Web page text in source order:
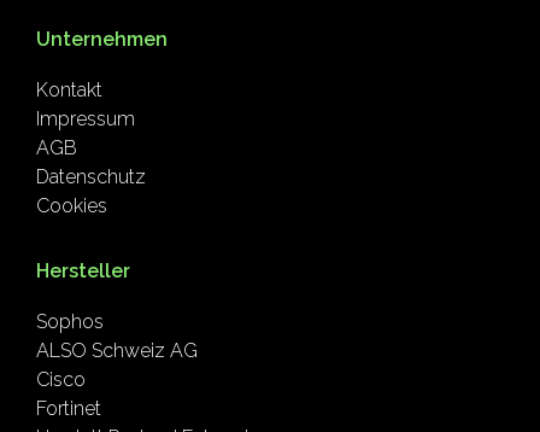
Unternehmen
Kontakt
Impressum
AGB
Datenschutz
Cookies
Hersteller
Sophos
ALSO Schweiz AG
Cisco
Fortinet